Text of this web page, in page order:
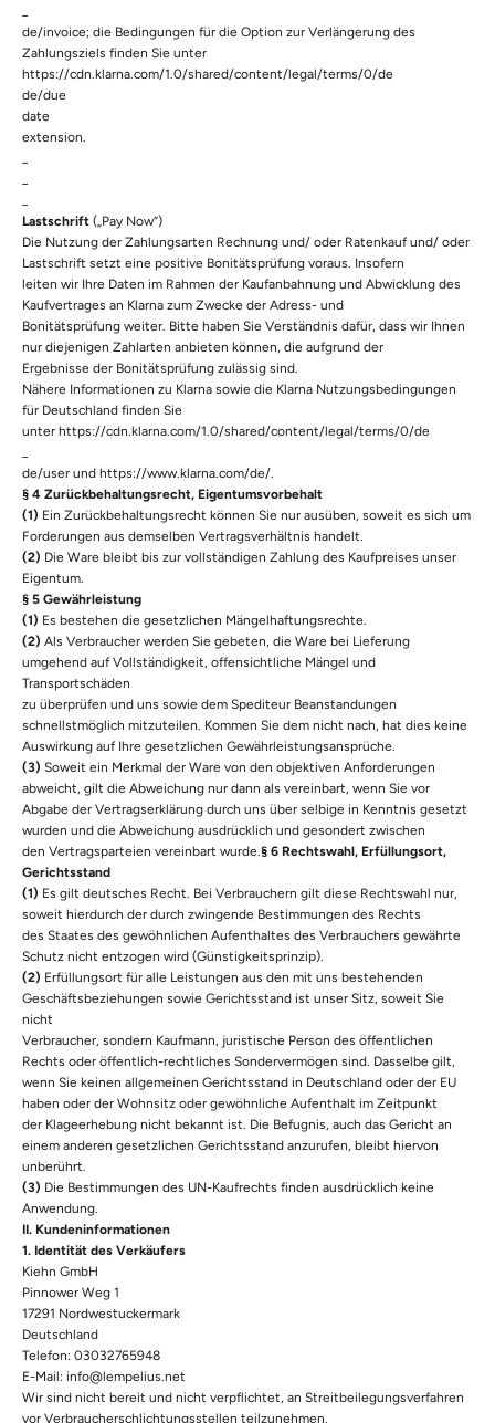
de/invoice; die Bedingungen für die Option zur Verlängerung des
Zahlungsziels finden Sie unter
https://cdn.klarna.com/1.0/shared/content/legal/terms/0/de
de/due
date
extension.
Lastschrift („Pay Now“)
Die Nutzung der Zahlungsarten Rechnung und/ oder Ratenkauf und/ oder
Lastschrift setzt eine positive Bonitätsprüfung voraus. Insofern
leiten wir Ihre Daten im Rahmen der Kaufanbahnung und Abwicklung des
Kaufvertrages an Klarna zum Zwecke der Adress- und
Bonitätsprüfung weiter. Bitte haben Sie Verständnis dafür, dass wir Ihnen
nur diejenigen Zahlarten anbieten können, die aufgrund der
Ergebnisse der Bonitätsprüfung zulässig sind.
Nähere Informationen zu Klarna sowie die Klarna Nutzungsbedingungen
für Deutschland finden Sie
unter https://cdn.klarna.com/1.0/shared/content/legal/terms/0/de
de/user und https://www.klarna.com/de/.
§ 4 Zurückbehaltungsrecht, Eigentumsvorbehalt
(1) Ein Zurückbehaltungsrecht können Sie nur ausüben, soweit es sich um
Forderungen aus demselben Vertragsverhältnis handelt.
(2) Die Ware bleibt bis zur vollständigen Zahlung des Kaufpreises unser
Eigentum.
§ 5 Gewährleistung
(1) Es bestehen die gesetzlichen Mängelhaftungsrechte.
(2) Als Verbraucher werden Sie gebeten, die Ware bei Lieferung
umgehend auf Vollständigkeit, offensichtliche Mängel und
Transportschäden
zu überprüfen und uns sowie dem Spediteur Beanstandungen
schnellstmöglich mitzuteilen. Kommen Sie dem nicht nach, hat dies keine
Auswirkung auf Ihre gesetzlichen Gewährleistungsansprüche.
(3) Soweit ein Merkmal der Ware von den objektiven Anforderungen
abweicht, gilt die Abweichung nur dann als vereinbart, wenn Sie vor
Abgabe der Vertragserklärung durch uns über selbige in Kenntnis gesetzt
wurden und die Abweichung ausdrücklich und gesondert zwischen
den Vertragsparteien vereinbart wurde.§ 6 Rechtswahl, Erfüllungsort,
Gerichtsstand
(1) Es gilt deutsches Recht. Bei Verbrauchern gilt diese Rechtswahl nur,
soweit hierdurch der durch zwingende Bestimmungen des Rechts
des Staates des gewöhnlichen Aufenthaltes des Verbrauchers gewährte
Schutz nicht entzogen wird (Günstigkeitsprinzip).
(2) Erfüllungsort für alle Leistungen aus den mit uns bestehenden
Geschäftsbeziehungen sowie Gerichtsstand ist unser Sitz, soweit Sie
nicht
Verbraucher, sondern Kaufmann, juristische Person des öffentlichen
Rechts oder öffentlich-rechtliches Sondervermögen sind. Dasselbe gilt,
wenn Sie keinen allgemeinen Gerichtsstand in Deutschland oder der EU
haben oder der Wohnsitz oder gewöhnliche Aufenthalt im Zeitpunkt
der Klageerhebung nicht bekannt ist. Die Befugnis, auch das Gericht an
einem anderen gesetzlichen Gerichtsstand anzurufen, bleibt hiervon
unberührt.
(3) Die Bestimmungen des UN-Kaufrechts finden ausdrücklich keine
Anwendung.
II. Kundeninformationen
1. Identität des Verkäufers
Kiehn GmbH
Pinnower Weg 1
17291 Nordwestuckermark
Deutschland
Telefon: 03032765948
E-Mail: info@lempelius.net
Wir sind nicht bereit und nicht verpflichtet, an Streitbeilegungsverfahren
vor Verbraucherschlichtungsstellen teilzunehmen.